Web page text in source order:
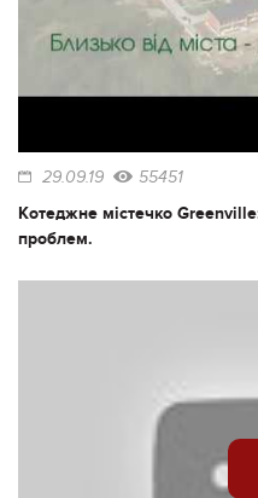
29.09.19 55451
Котеджне містечко
проблем.